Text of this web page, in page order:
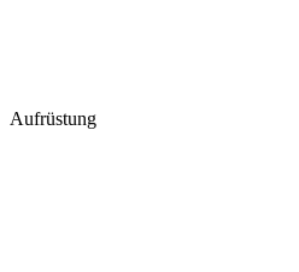
Aufrüstung